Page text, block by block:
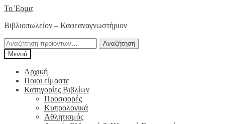
Απευθείας
στην
Μετάβαση
περιεχόμενο
Το Έρμα
Βιβλιοπωλείον – Καφεαναγνωστήριον
Αναζήτηση
για:
Αναζήτηση
Μενού
Αρχική
Ποιοι είμαστε
Κατηγορίες Βιβλίων
Προσφορές
Κυπρολογικά
Αθλητισμός